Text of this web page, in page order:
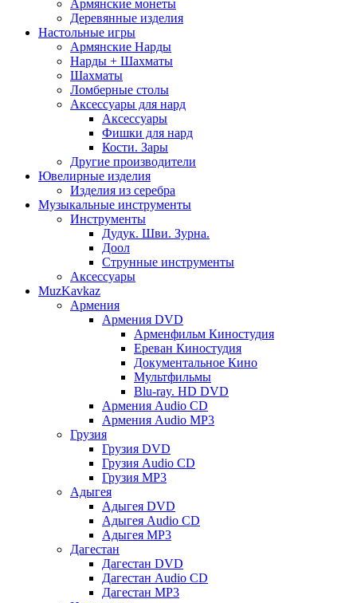
Армянские монеты
Деревянные изделия
Настольные игры
Армянские Нарды
Нарды + Шахматы
Шахматы
Ломберные столы
Аксессуары для нард
Аксессуары
Фишки для нард
Кости. Зары
Другие производители
Ювелирные изделия
Изделия из серебра
Музыкальные инструменты
Инструменты
Дудук. Шви. Зурна.
Доол
Струнные инструменты
Аксессуары
MuzKavkaz
Армения
Армения DVD
Арменфильм Киностудия
Ереван Киностудия
Документальное Кино
Мультфильмы
Blu-ray. HD DVD
Армения Audio CD
Армения Audio MP3
Грузия
Грузия DVD
Грузия Audio CD
Грузия MP3
Адыгея
Адыгея DVD
Адыгея Audio CD
Адыгея MP3
Дагестан
Дагестан DVD
Дагестан Audio CD
Дагестан MP3